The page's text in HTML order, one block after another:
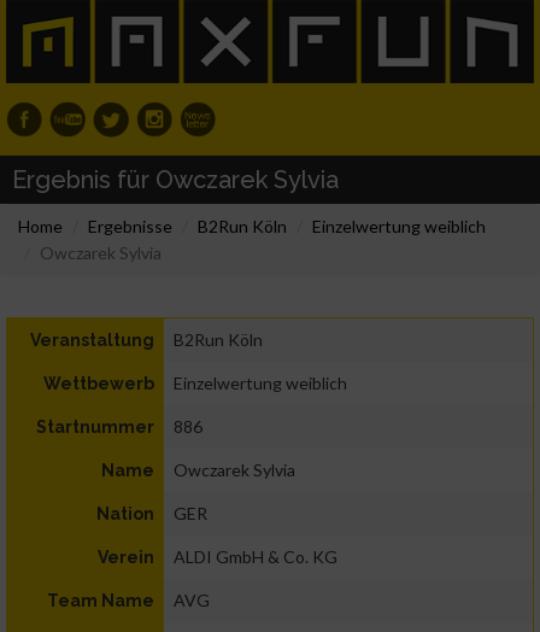
Ergebnis für Owczarek Sylvia
Home Ergebnisse B2Run Köln
Einzelwertung weiblich
Owczarek Sylvia
Veranstaltung B2Run Köln
Wettbewerb Einzelwertung weiblich
Startnummer 886
Name Owczarek Sylvia
Nation GER
Verein ALDI GmbH & Co. KG
Team Name AVG